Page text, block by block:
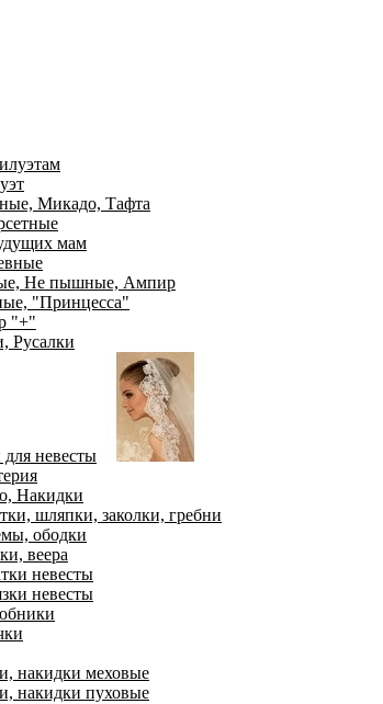
Микадо, Тафта
мам
Не пышные, Ампир
"Принцесса"
"+"
Русалки
невесты
Накидки
шляпки, заколки, гребни
ободки
веера
невесты
невесты
накидки меховые
накидки пуховые